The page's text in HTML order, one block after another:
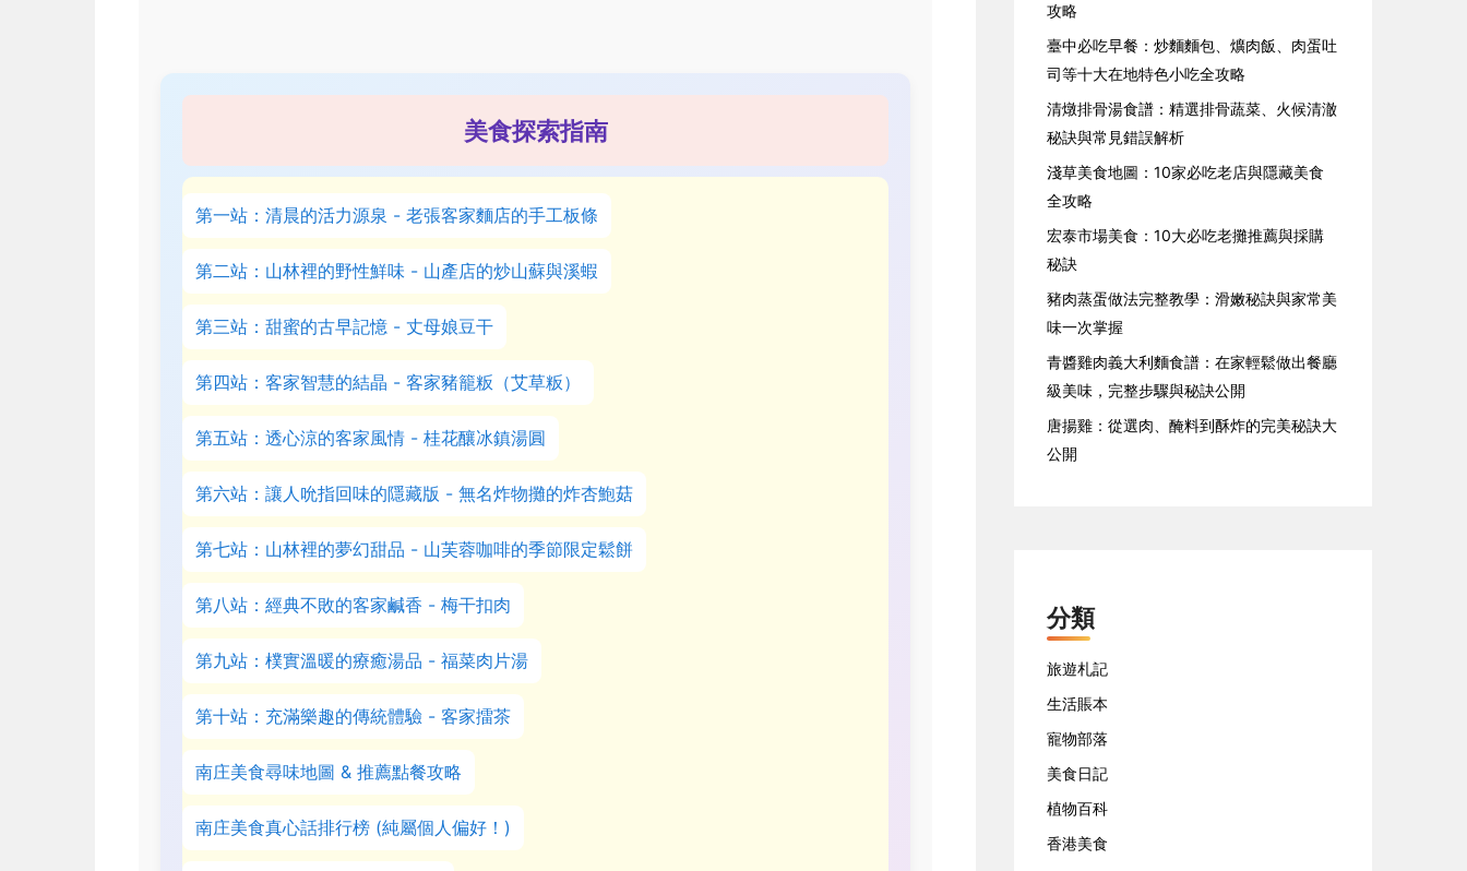
美食探索指南
第一站：清晨的活力源泉 - 老張客家麵店的手工板條
第二站：山林裡的野性鮮味 - 山產店的炒山蘇與溪蝦
第三站：甜蜜的古早記憶 - 丈母娘豆干
第四站：客家智慧的結晶 - 客家豬籠粄（艾草粄）
第五站：透心涼的客家風情 - 桂花釀冰鎮湯圓
第六站：讓人吮指回味的隱藏版 - 無名炸物攤的炸杏鮑菇
第七站：山林裡的夢幻甜品 - 山芙蓉咖啡的季節限定鬆餅
第八站：經典不敗的客家鹹香 - 梅干扣肉
第九站：樸實溫暖的療癒湯品 - 福菜肉片湯
第十站：充滿樂趣的傳統體驗 - 客家擂茶
南庄美食尋味地圖 & 推薦點餐攻略
南庄美食真心話排行榜 (純屬個人偏好！)
攻略
臺中必吃早餐：炒麵麵包、爌肉飯、肉蛋吐
司等十大在地特色小吃全攻略
清燉排骨湯食譜：精選排骨蔬菜、火候清澈
秘訣與常見錯誤解析
淺草美食地圖：10家必吃老店與隱藏美食
全攻略
宏泰市場美食：10大必吃老攤推薦與採購
秘訣
豬肉蒸蛋做法完整教學：滑嫩秘訣與家常美
味一次掌握
青醬雞肉義大利麵食譜：在家輕鬆做出餐廳
級美味，完整步驟與秘訣公開
唐揚雞：從選肉、醃料到酥炸的完美秘訣大
公開
分類
旅遊札記
生活賬本
寵物部落
美食日記
植物百科
香港美食